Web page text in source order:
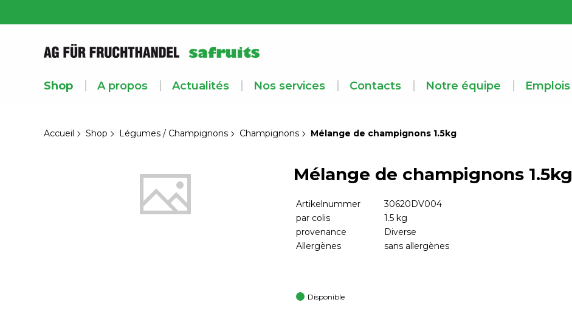
Shop A propos Actualités Nos services Contacts Notre équipe Emplois
Accueil Shop Légumes / Champignons Champignons Mélange de champignons 1.5kg
Mélange de champignons 1.5kg
Artikelnummer
30620DV004
par colis
1.5 kg
provenance
Diverse
Allergènes
sans allergènes
Disponible